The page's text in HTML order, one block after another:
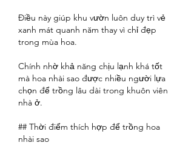
Điều này giúp khu vườn luôn duy trì vẻ
xanh mát quanh năm thay vì chỉ đẹp
trong mùa hoa.
Chính nhờ khả năng chịu lạnh khá tốt
mà hoa nhài sao được nhiều người lựa
chọn để trồng lâu dài trong khuôn viên
nhà ở.
## Thời điểm thích hợp để trồng hoa
nhài sao